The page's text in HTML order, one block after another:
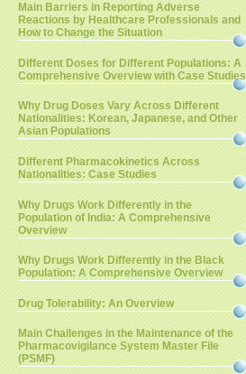
Main Barriers in Reporting Adverse
Reactions by Healthcare Professionals and
How to Change the Situation
Different Doses for Different Populations: A
Comprehensive Overview with Case Studies
Why Drug Doses Vary Across Different
Nationalities: Korean, Japanese, and Other
Asian Populations
Different Pharmacokinetics Across
Nationalities: Case Studies
Why Drugs Work Differently in the
Population of India: A Comprehensive
Overview
Why Drugs Work Differently in the Black
Population: A Comprehensive Overview
Drug Tolerability: An Overview
Main Challenges in the Maintenance of the
Pharmacovigilance System Master File
(PSMF)